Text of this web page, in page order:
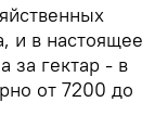
и в настоящее
за гектар - в
от 7200 до